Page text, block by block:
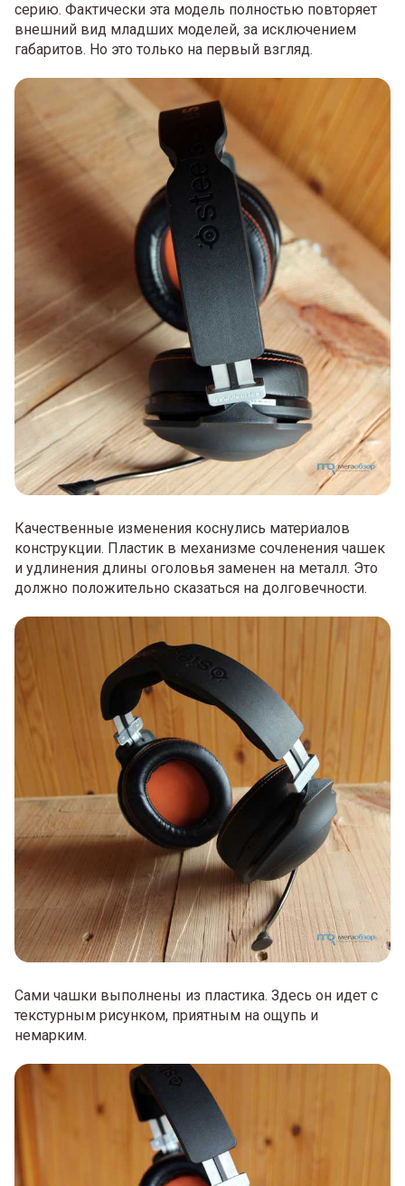
серию. Фактически эта модель полностью повторяет
внешний вид младших моделей, за исключением
габаритов. Но это только на первый взгляд.
Качественные изменения коснулись материалов
конструкции. Пластик в механизме сочленения чашек
и удлинения длины оголовья заменен на металл. Это
должно положительно сказаться на долговечности.
Сами чашки выполнены из пластика. Здесь он идет с
текстурным рисунком, приятным на ощупь и
немарким.